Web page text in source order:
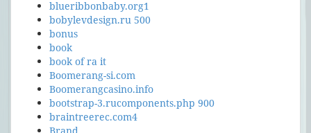
blueribbonbaby.org1
bobylevdesign.ru 500
bonus
book
book of ra it
Boomerang-si.com
Boomerangcasino.info
bootstrap-3.rucomponents.php 900
braintreerec.com4